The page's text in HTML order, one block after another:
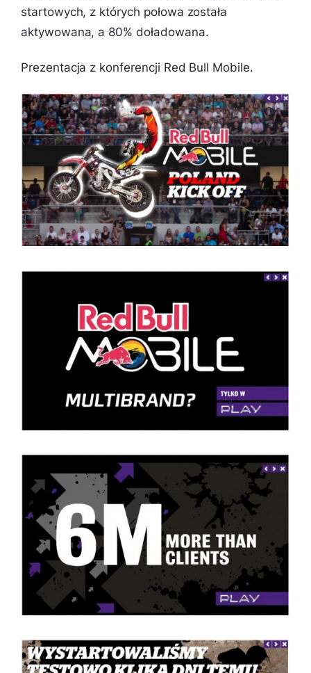
startowych, z których połowa została
aktywowana, a 80% doładowana.
Prezentacja z konferencji Red Bull Mobile.